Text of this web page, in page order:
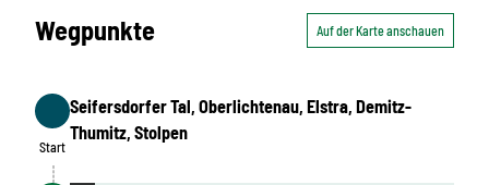
Wegpunkte Auf der Karte anschauen
Start
Start
Seifersdorfer Tal, Oberlichtenau, Elstra, Demitz-
Thumitz, Stolpen